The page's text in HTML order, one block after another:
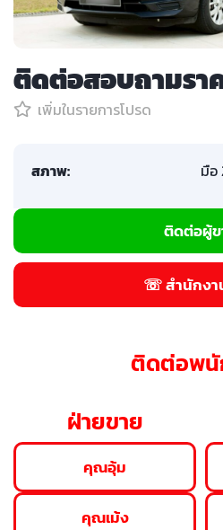
ติดต่อสอบถามรา
เพิ่มในรายการโปรด
สภาพ: มือ
ติดต่อผู้
☏ สำนักง
ติดต่อพนั
ฝ่ายขาย
คุณอุ้ม
คุณเม้ง